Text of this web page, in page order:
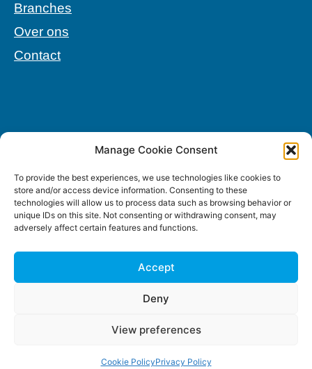
Manage Cookie Consent
To provide the best experiences, we use technologies like cookies to
store and/or access device information. Consenting to these
technologies will allow us to process data such as browsing behavior or
unique IDs on this site. Not consenting or withdrawing consent, may
adversely affect certain features and functions.
Accept
Deny
View preferences
Cookie PolicyPrivacy Policy
Branches
Over ons
Contact